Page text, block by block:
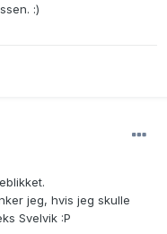
:)
jeg, hvis jeg skulle
Svelvik :P